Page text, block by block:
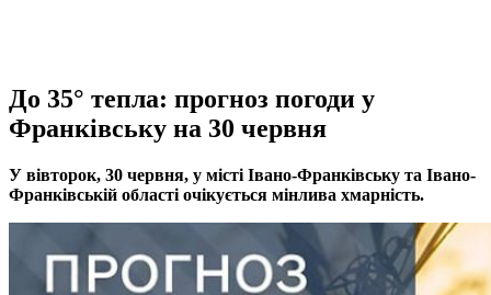
До 35° тепла: прогноз погоди у
Франківську на 30 червня
У вівторок, 30 червня, у місті Івано-Франківську та Івано-
Франківській області очікується мінлива хмарність.